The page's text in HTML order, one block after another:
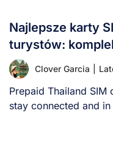
Najlepsze karty
turystów:
Clover Garcia
Prepaid Thailand
stay connected and